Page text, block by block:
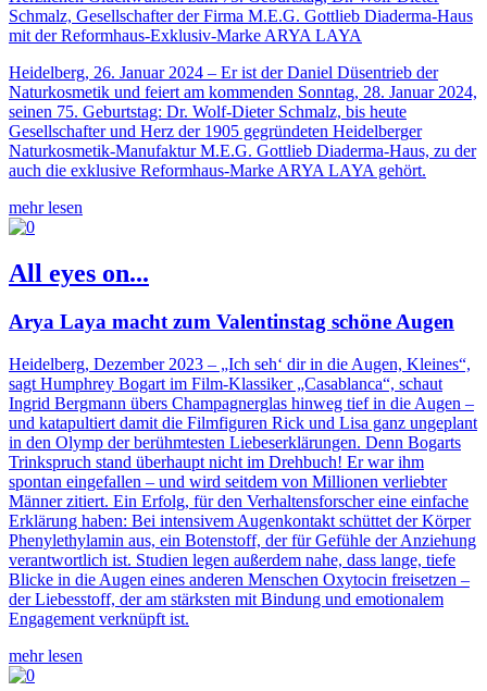
Schmalz, Gesellschafter der Firma M.E.G. Gottlieb Diaderma-Haus
mit der Reformhaus-Exklusiv-Marke ARYA LAYA
Heidelberg, 26. Januar 2024 – Er ist der Daniel Düsentrieb der
Naturkosmetik und feiert am kommenden Sonntag, 28. Januar 2024,
seinen 75. Geburtstag: Dr. Wolf-Dieter Schmalz, bis heute
Gesellschafter und Herz der 1905 gegründeten Heidelberger
Naturkosmetik-Manufaktur M.E.G. Gottlieb Diaderma-Haus, zu der
auch die exklusive Reformhaus-Marke ARYA LAYA gehört.
mehr lesen
All eyes on...
Arya Laya macht zum Valentinstag schöne Augen
Heidelberg, Dezember 2023 – „Ich seh‘ dir in die Augen, Kleines“,
sagt Humphrey Bogart im Film-Klassiker „Casablanca“, schaut
Ingrid Bergmann übers Champagnerglas hinweg tief in die Augen –
und katapultiert damit die Filmfiguren Rick und Lisa ganz ungeplant
in den Olymp der berühmtesten Liebeserklärungen. Denn Bogarts
Trinkspruch stand überhaupt nicht im Drehbuch! Er war ihm
spontan eingefallen – und wird seitdem von Millionen verliebter
Männer zitiert. Ein Erfolg, für den Verhaltensforscher eine einfache
Erklärung haben: Bei intensivem Augenkontakt schüttet der Körper
Phenylethylamin aus, ein Botenstoff, der für Gefühle der Anziehung
verantwortlich ist. Studien legen außerdem nahe, dass lange, tiefe
Blicke in die Augen eines anderen Menschen Oxytocin freisetzen –
der Liebesstoff, der am stärksten mit Bindung und emotionalem
Engagement verknüpft ist.
mehr lesen